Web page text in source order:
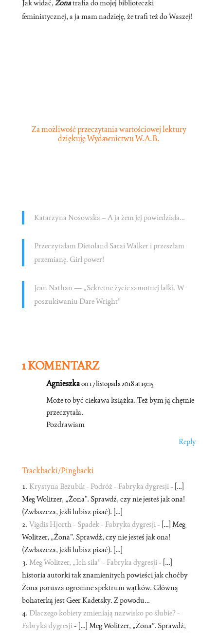
Jak widać, Żonatrafia do mojej biblioteczki
feministycznej, a ja mam nadzieję, że trafi też do Waszej!
Za możliwość przeczytania wartościowej lektury
dziękuję Wydawnictwu W.A.B.
Katarzyna Nosowska – A ja żem jej powiedziała…
Przeczytałam Dietoland Sarai Walker i przeszłam
przemianę. Girl power!
Jean Nathan — „Sekretne życie samotnej lalki. W
poszukiwaniu Dare Wright”
1 KOMENTARZ
Agnieszkaon 17 listopada 2018 at 19:15
Może to być ciekawa książka. Też bym ją chętnie
przeczytała.
Pozdrawiam
Reply
Trackbacki/Pingbacki
Krystyna Bezubik - Podróż - Fabryka dygresji- […]
Meg Wolitzer, „Żona”. Sprawdź, czy nie jesteś jak ona!
(Zwłaszcza, jeśli lubisz pisać). […]
Vigdis Hjorth - Spadek - Fabryka dygresji- […] Meg
Wolitzer, „Żona”. Sprawdź, czy nie jesteś jak ona!
(Zwłaszcza, jeśli lubisz pisać). […]
Meg Wolitzer, „Ich siła” - Fabryka dygresji- […]
historia autorki tak znamienitych powieści jak choćby
Żona porusza ogromne spektrum wątków. Główną
bohaterką jest Geer Kadetsky. Z powodu…
Dlaczego kobiety zmieniają nazwisko po ślubie? -
Fabryka dygresji- […] Meg Wolitzer, „Żona”. Sprawdź,